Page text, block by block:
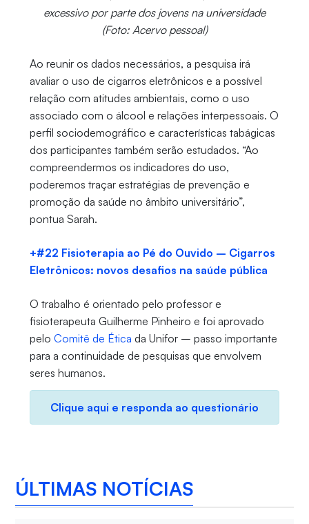
excessivo por parte dos jovens na universidade
(Foto: Acervo pessoal)
Ao reunir os dados necessários, a pesquisa irá
avaliar o uso de cigarros eletrônicos e a possível
relação com atitudes ambientais, como o uso
associado com o álcool e relações interpessoais. O
perfil sociodemográfico e características tabágicas
dos participantes também serão estudados. “Ao
compreendermos os indicadores do uso,
poderemos traçar estratégias de prevenção e
promoção da saúde no âmbito universitário”,
pontua Sarah.
+#22 Fisioterapia ao Pé do Ouvido – Cigarros
Eletrônicos: novos desafios na saúde pública
O trabalho é orientado pelo professor e
fisioterapeuta Guilherme Pinheiro e foi aprovado
pelo Comitê de Ética da Unifor – passo importante
para a continuidade de pesquisas que envolvem
seres humanos.
Clique aqui e responda ao questionário
ÚLTIMAS NOTÍCIAS